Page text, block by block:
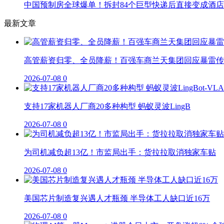
中国预制房全球爆单！拆封84个巨型快递后直接变成酒店
最新文章
高管薪资归零、全员降薪！百强车商兰天集团回应暴雷
2026-07-08 0
支持17家机器人厂商20多种构型 蚂蚁灵波LingB
2026-07-08 0
为司机减负超13亿！市监局出手：货拉拉取消独家车贴
2026-07-08 0
美国芯片制造复兴遇人才瓶颈 半导体工人缺口近16万
2026-07-08 0